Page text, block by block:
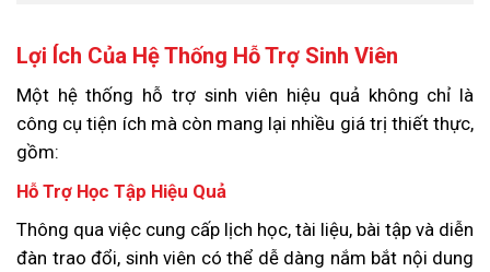
Lợi Ích Của Hệ Thống Hỗ Trợ Sinh Viên
Một hệ thống hỗ trợ sinh viên hiệu quả không chỉ là
công cụ tiện ích mà còn mang lại nhiều giá trị thiết thực,
gồm:
Hỗ Trợ Học Tập Hiệu Quả
Thông qua việc cung cấp lịch học, tài liệu, bài tập và diễn
đàn trao đổi, sinh viên có thể dễ dàng nắm bắt nội dung